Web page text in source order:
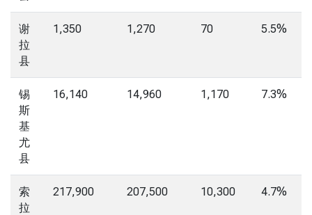
谢
拉
县
1,350 1,270 70 5.5%
锡
斯
基
尤
县
16,140 14,960 1,170 7.3%
索
拉
217,900 207,500 10,300 4.7%